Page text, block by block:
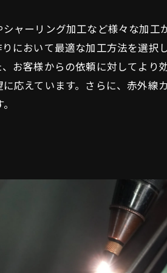
ャーリング加工など様々な加工
において最適な加工方法を選択
お客様からの依頼に対してより
応えています。さらに、赤外線